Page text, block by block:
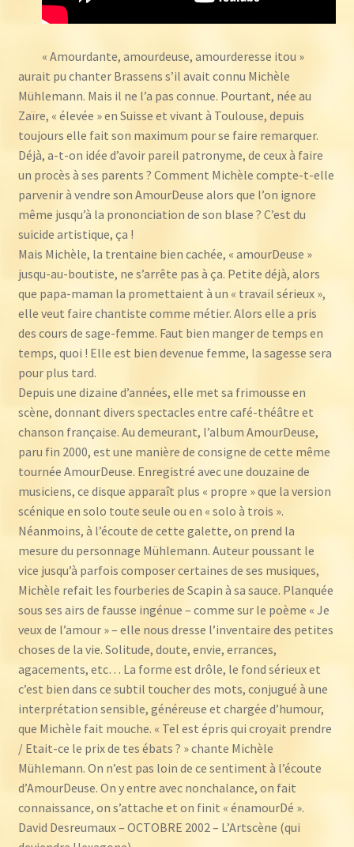
« Amourdante, amourdeuse, amourderesse itou »
aurait pu chanter Brassens s’il avait connu Michèle
Mühlemann. Mais il ne l’a pas connue. Pourtant, née au
Zaïre, « élevée » en Suisse et vivant à Toulouse, depuis
toujours elle fait son maximum pour se faire remarquer.
Déjà, a-t-on idée d’avoir pareil patronyme, de ceux à faire
un procès à ses parents ? Comment Michèle compte-t-elle
parvenir à vendre son AmourDeuse alors que l’on ignore
même jusqu’à la prononciation de son blase ? C’est du
suicide artistique, ça !
Mais Michèle, la trentaine bien cachée, « amourDeuse »
jusqu-au-boutiste, ne s’arrête pas à ça. Petite déjà, alors
que papa-maman la promettaient à un « travail sérieux »,
elle veut faire chantiste comme métier. Alors elle a pris
des cours de sage-femme. Faut bien manger de temps en
temps, quoi ! Elle est bien devenue femme, la sagesse sera
pour plus tard.
Depuis une dizaine d’années, elle met sa frimousse en
scène, donnant divers spectacles entre café-théâtre et
chanson française. Au demeurant, l’album AmourDeuse,
paru fin 2000, est une manière de consigne de cette même
tournée AmourDeuse. Enregistré avec une douzaine de
musiciens, ce disque apparaît plus « propre » que la version
scénique en solo toute seule ou en « solo à trois ».
Néanmoins, à l’écoute de cette galette, on prend la
mesure du personnage Mühlemann. Auteur poussant le
vice jusqu’à parfois composer certaines de ses musiques,
Michèle refait les fourberies de Scapin à sa sauce. Planquée
sous ses airs de fausse ingénue – comme sur le poème « Je
veux de l’amour » – elle nous dresse l’inventaire des petites
choses de la vie. Solitude, doute, envie, errances,
agacements, etc… La forme est drôle, le fond sérieux et
c’est bien dans ce subtil toucher des mots, conjugué à une
interprétation sensible, généreuse et chargée d’humour,
que Michèle fait mouche. « Tel est épris qui croyait prendre
/ Etait-ce le prix de tes ébats ? » chante Michèle
Mühlemann. On n’est pas loin de ce sentiment à l’écoute
d’AmourDeuse. On y entre avec nonchalance, on fait
connaissance, on s’attache et on finit « énamourDé ».
David Desreumaux – OCTOBRE 2002 – L’Artscène (qui